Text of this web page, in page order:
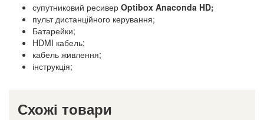
супутниковий ресивер Optibox Anaconda HD;
пульт дистанційного керування;
Батарейки;
HDMI кабель;
кабель живлення;
інструкція;
Схожі товари